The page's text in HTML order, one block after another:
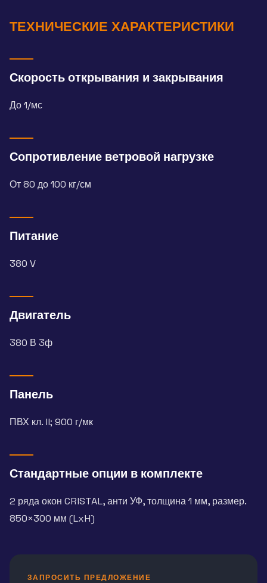
ТЕХНИЧЕСКИЕ ХАРАКТЕРИСТИКИ
Скорость открывания и закрывания
До 1/мс
Сопротивление ветровой нагрузке
От 80 до 100 кг/см
Питание
380 V
Двигатель
380 В 3ф
Панель
ПВХ кл. II; 900 г/мк
Стандартные опции в комплекте
2 ряда окон CRISTAL, анти УФ, толщина 1 мм, размер.
850×300 мм (LxH)
ЗАПРОСИТЬ ПРЕДЛОЖЕНИЕ